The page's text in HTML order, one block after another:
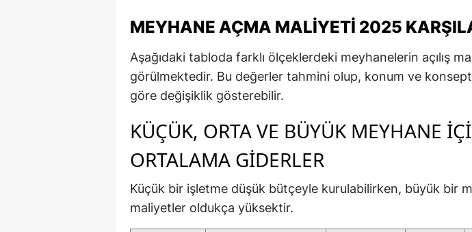
MEYHANE AÇMA MALIYETI 2025
Aşağıdaki tabloda farklı ölçeklerdeki meyhanelerin açılış
görülmektedir. Bu değerler tahmini olup, konum ve
göre değişiklik gösterebilir.
KÜÇÜK, ORTA VE BÜYÜK MEYHANE
ORTALAMA GIDERLER
Küçük bir işletme düşük bütçeyle kurulabilirken, büyük bir
maliyetler oldukça yüksektir.